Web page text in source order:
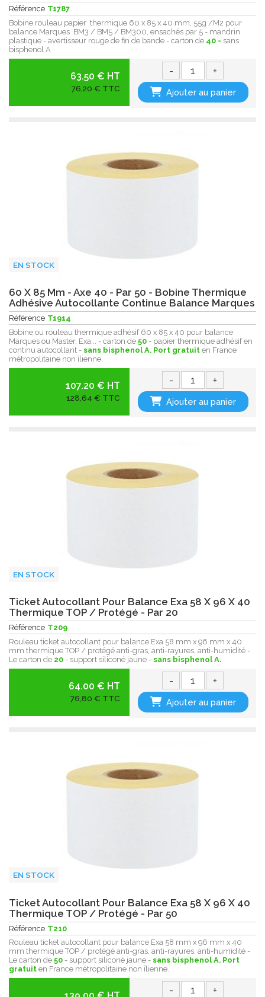
Référence T1787
Bobine rouleau papier thermique 60 x 85 x 40 mm, 55g /M2 pour
balance Marques BM3 / BM5 / BM300, ensachés par 5 - mandrin
plastique - avertisseur rouge de fin de bande - carton de 40 - sans
bisphenol A
63.50 € HT
76,20 € TTC
- +
Ajouter au panier
EN STOCK
60 X 85 Mm - Axe 40 - Par 50 - Bobine Thermique
Adhésive Autocollante Continue Balance Marques
Référence T1914
Bobine ou rouleau thermique adhésif 60 x 85 x 40 pour balance
Marques ou Master, Exa... - carton de 50 - papier thermique adhésif en
continu autocollant - sans bisphenol A. Port gratuit en France
métropolitaine non îlienne.
107.20 € HT
128,64 € TTC
- +
Ajouter au panier
EN STOCK
Ticket Autocollant Pour Balance Exa 58 X 96 X 40
Thermique TOP / Protégé - Par 20
Référence T209
Rouleau ticket autocollant pour balance Exa 58 mm x 96 mm x 40
mm thermique TOP / protégé anti-gras, anti-rayures, anti-humidité -
Le carton de 20 - support siliconé jaune - sans bisphenol A.
64.00 € HT
76,80 € TTC
- +
Ajouter au panier
EN STOCK
Ticket Autocollant Pour Balance Exa 58 X 96 X 40
Thermique TOP / Protégé - Par 50
Référence T210
Rouleau ticket autocollant pour balance Exa 58 mm x 96 mm x 40
mm thermique TOP / protégé anti-gras, anti-rayures, anti-humidité -
Le carton de 50 - support siliconé jaune - sans bisphenol A. Port
gratuit en France métropolitaine non îlienne.
- +